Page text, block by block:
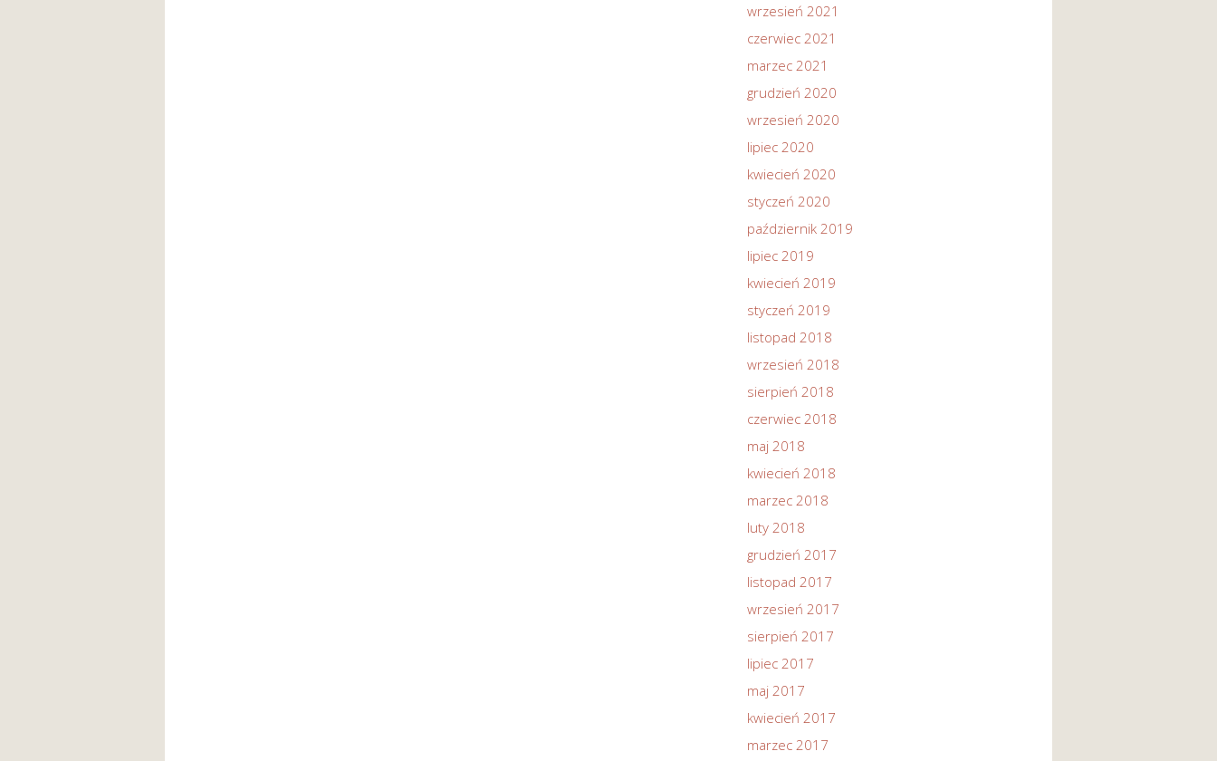
wrzesień 2021
czerwiec 2021
marzec 2021
grudzień 2020
wrzesień 2020
lipiec 2020
kwiecień 2020
styczeń 2020
październik 2019
lipiec 2019
kwiecień 2019
styczeń 2019
listopad 2018
wrzesień 2018
sierpień 2018
czerwiec 2018
maj 2018
kwiecień 2018
marzec 2018
luty 2018
grudzień 2017
listopad 2017
wrzesień 2017
sierpień 2017
lipiec 2017
maj 2017
kwiecień 2017
marzec 2017